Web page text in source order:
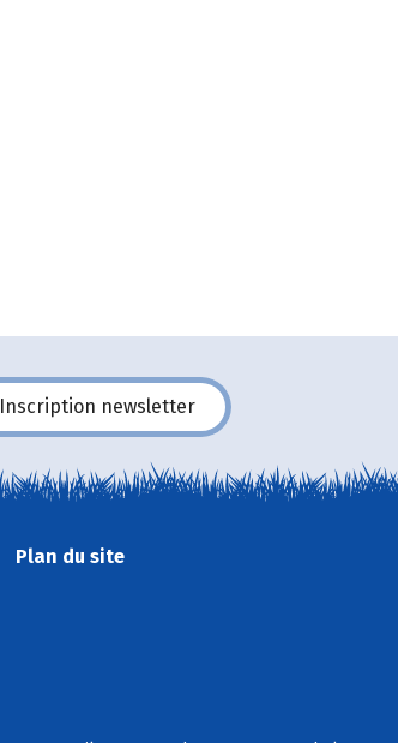
Inscription newsletter
Plan du site